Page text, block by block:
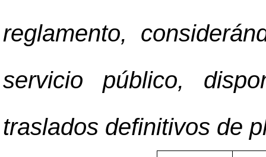
reglamento,
servicio público,
traslados definitivos de